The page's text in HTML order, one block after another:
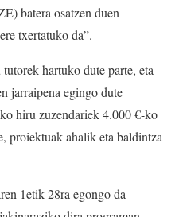
batera osatzen duen
txertatuko da”.
hartuko dute parte, eta
jarraipena egingo dute
hiru zuzendariek 4.000 €-ko
proiektuak ahalik eta baldintza
1etik 28ra egongo da